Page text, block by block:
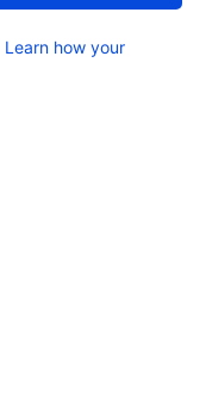
Learn how your